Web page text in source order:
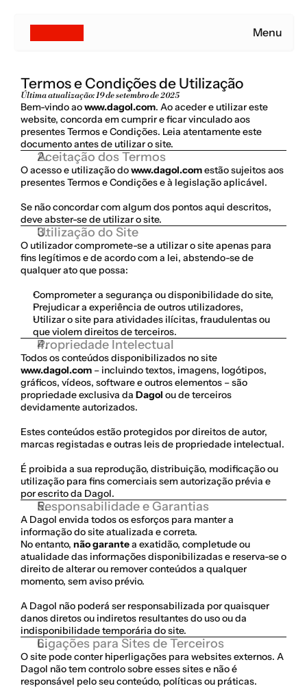
Termos e Condições de Utilização
Última atualização: 19 de setembro de 2025
Bem-vindo ao www.dagol.com. Ao aceder e utilizar este
website, concorda em cumprir e ficar vinculado aos
presentes Termos e Condições. Leia atentamente este
documento antes de utilizar o site.
Aceitação dos Termos
O acesso e utilização do www.dagol.com estão sujeitos aos
presentes Termos e Condições e à legislação aplicável.
Se não concordar com algum dos pontos aqui descritos,
deve abster-se de utilizar o site.
Utilização do Site
O utilizador compromete-se a utilizar o site apenas para
fins legítimos e de acordo com a lei, abstendo-se de
qualquer ato que possa:
Comprometer a segurança ou disponibilidade do site,
Prejudicar a experiência de outros utilizadores,
Utilizar o site para atividades ilícitas, fraudulentas ou
que violem direitos de terceiros.
Propriedade Intelectual
www.dagol.com – incluindo textos, imagens, logótipos,
gráficos, vídeos, software e outros elementos – são
propriedade exclusiva da Dagol ou de terceiros
devidamente autorizados.
Estes conteúdos estão protegidos por direitos de autor,
marcas registadas e outras leis de propriedade intelectual.
É proibida a sua reprodução, distribuição, modificação ou
utilização para fins comerciais sem autorização prévia e
por escrito da Dagol.
Responsabilidade e Garantias
A Dagol envida todos os esforços para manter a
informação do site atualizada e correta.
No entanto, não garante a exatidão, completude ou
atualidade das informações disponibilizadas e reserva-se o
direito de alterar ou remover conteúdos a qualquer
momento, sem aviso prévio.
A Dagol não poderá ser responsabilizada por quaisquer
danos diretos ou indiretos resultantes do uso ou da
indisponibilidade temporária do site.
Ligações para Sites de Terceiros
O site pode conter hiperligações para websites externos. A
Dagol não tem controlo sobre esses sites e não é
responsável pelo seu conteúdo, políticas ou práticas.
Menu